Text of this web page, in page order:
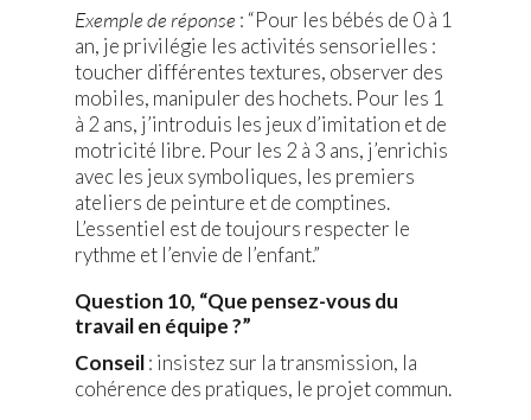
Exemple de réponse : “Pour les bébés de 0 à 1
an, je privilégie les activités sensorielles :
toucher différentes textures, observer des
mobiles, manipuler des hochets. Pour les 1
à 2 ans, j’introduis les jeux d’imitation et de
motricité libre. Pour les 2 à 3 ans, j’enrichis
avec les jeux symboliques, les premiers
ateliers de peinture et de comptines.
L’essentiel est de toujours respecter le
rythme et l’envie de l’enfant.”
Question 10, “Que pensez-vous du
travail en équipe ?”
Conseil: insistez sur la transmission, la
cohérence des pratiques, le projet commun.